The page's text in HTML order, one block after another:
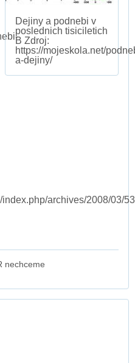
Dejiny a podnebi v
poslednich tisiciletich
B Zdroj:
https://mojeskola.net/
a-dejiny/
archives/2008/03/
nechceme